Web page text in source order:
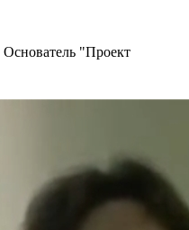
Основатель "Проект